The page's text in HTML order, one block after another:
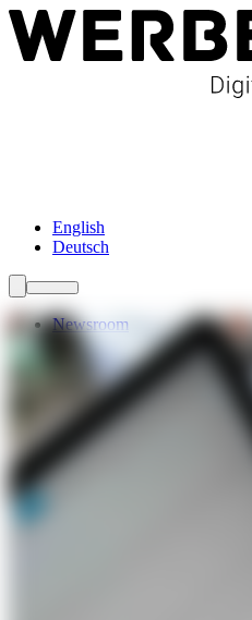
English
Deutsch
Newsroom
Services